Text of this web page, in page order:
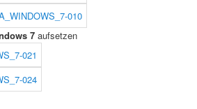
7aufsetzen